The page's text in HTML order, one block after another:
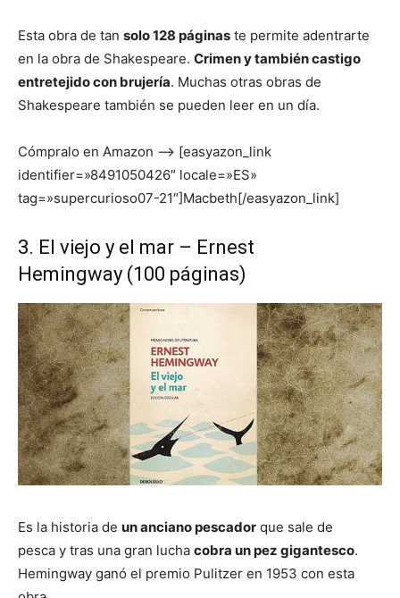
Esta obra de tan solo 128 páginas te permite adentrarte
en la obra de Shakespeare. Crimen y también castigo
entretejido con brujería. Muchas otras obras de
Shakespeare también se pueden leer en un día.
Cómpralo en Amazon –> [easyazon_link
identifier=»8491050426″ locale=»ES»
tag=»supercurioso07-21″]Macbeth[/easyazon_link]
3. El viejo y el mar – Ernest
Hemingway (100 páginas)
Es la historia de un anciano pescador que sale de
pesca y tras una gran lucha cobra un pez gigantesco.
Hemingway ganó el premio Pulitzer en 1953 con esta